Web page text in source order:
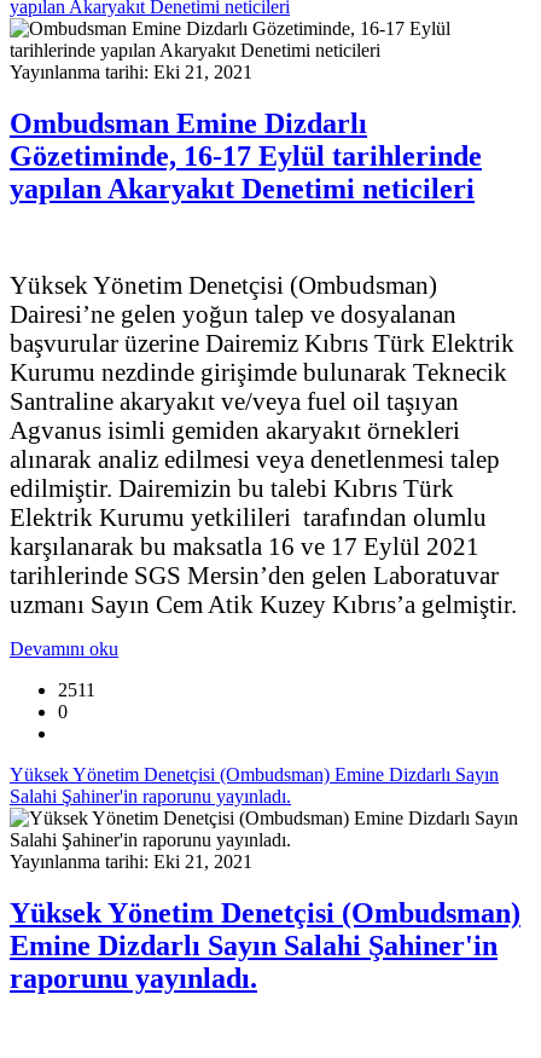
yapılan Akaryakıt Denetimi neticileri
Yayınlanma tarihi: Eki 21, 2021
Ombudsman Emine Dizdarlı
Gözetiminde, 16-17 Eylül tarihlerinde
yapılan Akaryakıt Denetimi neticileri
Yüksek Yönetim Denetçisi (Ombudsman)
Dairesi’ne gelen yoğun talep ve dosyalanan
başvurular üzerine Dairemiz Kıbrıs Türk Elektrik
Kurumu nezdinde girişimde bulunarak Teknecik
Santraline akaryakıt ve/veya fuel oil taşıyan
Agvanus isimli gemiden akaryakıt örnekleri
alınarak analiz edilmesi veya denetlenmesi talep
edilmiştir. Dairemizin bu talebi Kıbrıs Türk
Elektrik Kurumu yetkilileri tarafından olumlu
karşılanarak bu maksatla 16 ve 17 Eylül 2021
tarihlerinde SGS Mersin’den gelen Laboratuvar
uzmanı Sayın Cem Atik Kuzey Kıbrıs’a gelmiştir.
Devamını oku
2511
0
Yüksek Yönetim Denetçisi (Ombudsman) Emine Dizdarlı Sayın
Salahi Şahiner'in raporunu yayınladı.
Yayınlanma tarihi: Eki 21, 2021
Yüksek Yönetim Denetçisi (Ombudsman)
Emine Dizdarlı Sayın Salahi Şahiner'in
raporunu yayınladı.